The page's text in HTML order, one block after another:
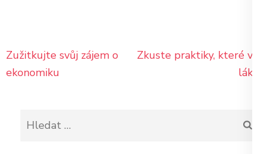
Navigace
pro
Zužitkujte svůj zájem o
ekonomiku
Zkuste praktiky, které vás
lákají
Vyhledávání